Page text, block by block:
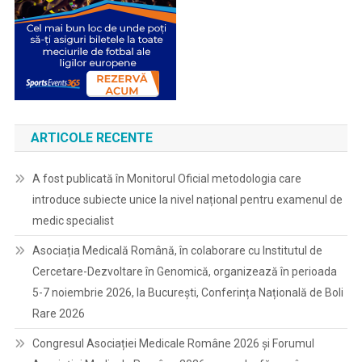
ARTICOLE RECENTE
A fost publicată în Monitorul Oficial metodologia care
introduce subiecte unice la nivel național pentru examenul de
medic specialist
Asociația Medicală Română, în colaborare cu Institutul de
Cercetare-Dezvoltare în Genomică, organizează în perioada
5-7 noiembrie 2026, la București, Conferința Națională de Boli
Rare 2026
Congresul Asociației Medicale Române 2026 și Forumul